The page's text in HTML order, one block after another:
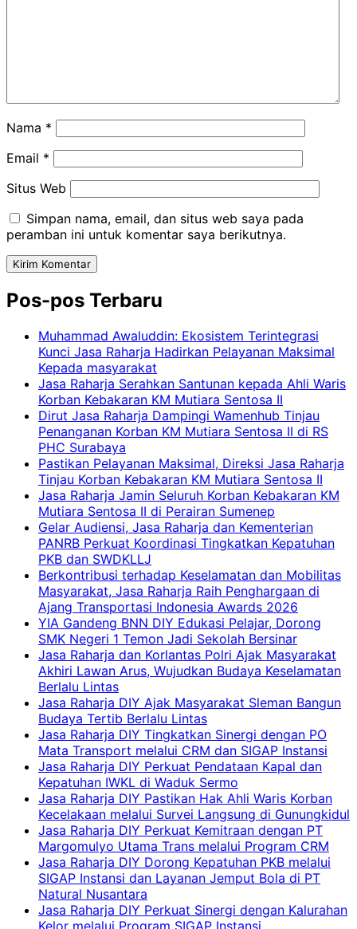
Nama *
Email *
Situs Web
Simpan nama, email, dan situs web saya pada
peramban ini untuk komentar saya berikutnya.
Pos-pos Terbaru
Muhammad Awaluddin: Ekosistem Terintegrasi
Kunci Jasa Raharja Hadirkan Pelayanan Maksimal
Kepada masyarakat
Jasa Raharja Serahkan Santunan kepada Ahli Waris
Korban Kebakaran KM Mutiara Sentosa II
Dirut Jasa Raharja Dampingi Wamenhub Tinjau
Penanganan Korban KM Mutiara Sentosa II di RS
PHC Surabaya
Pastikan Pelayanan Maksimal, Direksi Jasa Raharja
Tinjau Korban Kebakaran KM Mutiara Sentosa II
Jasa Raharja Jamin Seluruh Korban Kebakaran KM
Mutiara Sentosa II di Perairan Sumenep
Gelar Audiensi, Jasa Raharja dan Kementerian
PANRB Perkuat Koordinasi Tingkatkan Kepatuhan
PKB dan SWDKLLJ
Berkontribusi terhadap Keselamatan dan Mobilitas
Masyarakat, Jasa Raharja Raih Penghargaan di
Ajang Transportasi Indonesia Awards 2026
YIA Gandeng BNN DIY Edukasi Pelajar, Dorong
SMK Negeri 1 Temon Jadi Sekolah Bersinar
Jasa Raharja dan Korlantas Polri Ajak Masyarakat
Akhiri Lawan Arus, Wujudkan Budaya Keselamatan
Berlalu Lintas
Jasa Raharja DIY Ajak Masyarakat Sleman Bangun
Budaya Tertib Berlalu Lintas
Jasa Raharja DIY Tingkatkan Sinergi dengan PO
Mata Transport melalui CRM dan SIGAP Instansi
Jasa Raharja DIY Perkuat Pendataan Kapal dan
Kepatuhan IWKL di Waduk Sermo
Jasa Raharja DIY Pastikan Hak Ahli Waris Korban
Kecelakaan melalui Survei Langsung di Gunungkidul
Jasa Raharja DIY Perkuat Kemitraan dengan PT
Margomulyo Utama Trans melalui Program CRM
Jasa Raharja DIY Dorong Kepatuhan PKB melalui
SIGAP Instansi dan Layanan Jemput Bola di PT
Natural Nusantara
Jasa Raharja DIY Perkuat Sinergi dengan Kalurahan
Kelor melalui Program SIGAP Instansi